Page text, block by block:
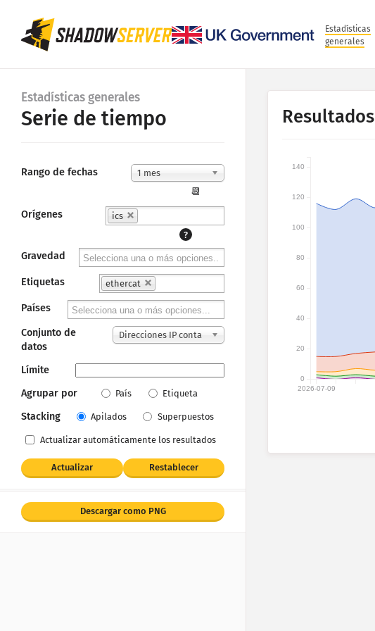
Estadísticas
generales
Estadísticas generales
Serie de tiempo
Rango de fechas 1 mes
📆
Orígenes
ics
?
Gravedad
Etiquetas ethercat
Países
Conjunto de
datos
Direcciones IP conta
Límite
Agrupar por
País Etiqueta
Stacking Apilados Superpuestos
Actualizar automáticamente los resultados
Actualizar Restablecer
Descargar como PNG
Resultados
2026-07-09
0
20
40
60
80
100
120
140